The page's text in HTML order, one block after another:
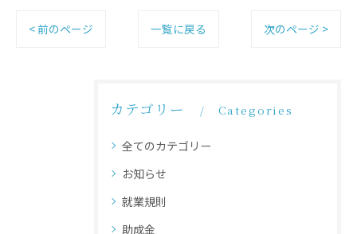
< 前のページ 一覧に戻る 次のページ >
カテゴリー Categories
全てのカテゴリー
お知らせ
就業規則
助成金